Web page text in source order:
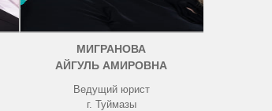
МИГРАНОВА
АЙГУЛЬ АМИРОВНА
Ведущий юрист
г. Туймазы